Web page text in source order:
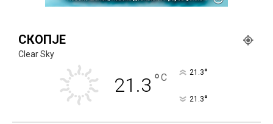
СКОПЈЕ
Clear Sky
21.3 °C 21.3°
21.3°